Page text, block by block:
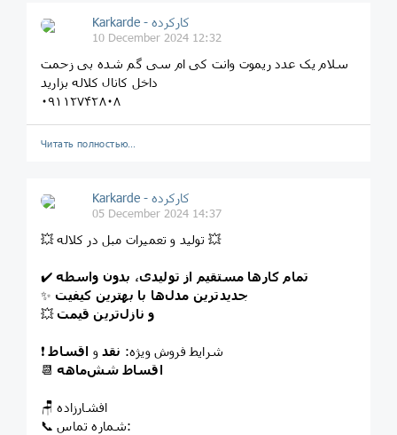
Karkarde - کارکرده
10 December 2024 12:32
سلام یک عدد ریموت وانت کی ام سی گم شده بی زحمت
داخل کانال کلاله بزارید
۰۹۱۱۲۷۴۲۸۰۸
Читать полностью…
Karkarde - کارکرده
05 December 2024 14:37
💥 تولید و تعمیرات مبل در کلاله 💥
✔️تمام کارها مستقیم از تولیدی، بدون واسطه
✨جدیدترین مدل‌ها با بهترین کیفیت
💥 و نازل‌ترین قیمت
❗ شرایط فروش ویژه: نقدو اقساط
📆اقساط شش‌ماهه
🪑 افشارزاده
📞 شماره تماس: